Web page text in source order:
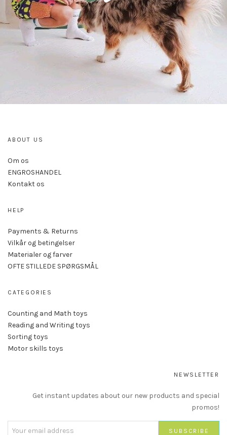
ABOUT US
Om os
ENGROSHANDEL
Kontakt os
HELP
Payments & Returns
Vilkår og betingelser
Materialer og farver
OFTE STILLEDE SPØRGSMÅL
CATEGORIES
Counting and Math toys
Reading and Writing toys
Sorting toys
Motor skills toys
NEWSLETTER
Get instant updates about our new products and special
promos!